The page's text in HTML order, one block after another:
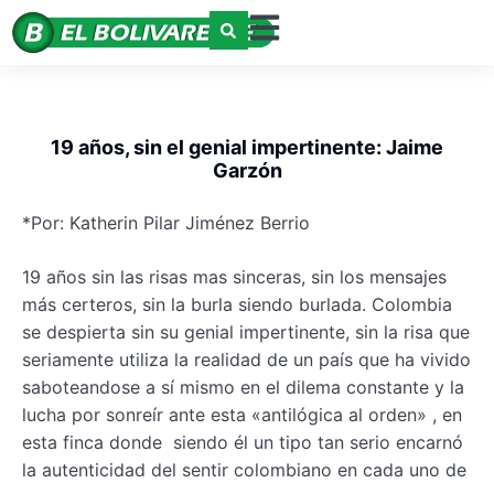
19 años, sin el genial impertinente: Jaime
Garzón
*Por: Katherin Pilar Jiménez Berrio
19 años sin las risas mas sinceras, sin los mensajes
más certeros, sin la burla siendo burlada. Colombia
se despierta sin su genial impertinente, sin la risa que
seriamente utiliza la realidad de un país que ha vivido
saboteandose a sí mismo en el dilema constante y la
lucha por sonreír ante esta «antilógica al orden» , en
esta finca donde siendo él un tipo tan serio encarnó
la autenticidad del sentir colombiano en cada uno de